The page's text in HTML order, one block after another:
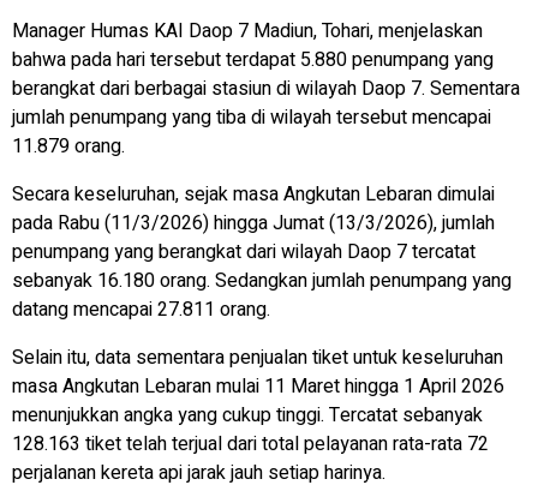
Manager Humas KAI Daop 7 Madiun, Tohari, menjelaskan
bahwa pada hari tersebut terdapat 5.880 penumpang yang
berangkat dari berbagai stasiun di wilayah Daop 7. Sementara
jumlah penumpang yang tiba di wilayah tersebut mencapai
11.879 orang.
Secara keseluruhan, sejak masa Angkutan Lebaran dimulai
pada Rabu (11/3/2026) hingga Jumat (13/3/2026), jumlah
penumpang yang berangkat dari wilayah Daop 7 tercatat
sebanyak 16.180 orang. Sedangkan jumlah penumpang yang
datang mencapai 27.811 orang.
Selain itu, data sementara penjualan tiket untuk keseluruhan
masa Angkutan Lebaran mulai 11 Maret hingga 1 April 2026
menunjukkan angka yang cukup tinggi. Tercatat sebanyak
128.163 tiket telah terjual dari total pelayanan rata-rata 72
perjalanan kereta api jarak jauh setiap harinya.